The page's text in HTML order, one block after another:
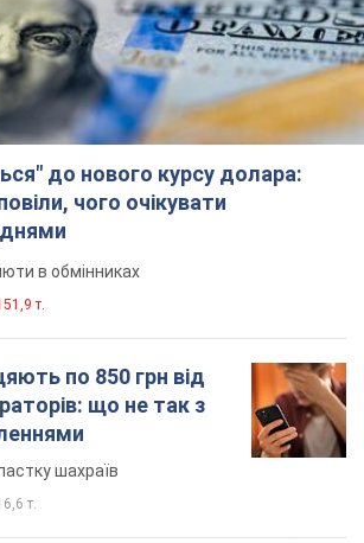
до нового курсу долара:
чого очікувати
в обмінниках
т.
по 850 грн від
що не так з
шахраїв
т.